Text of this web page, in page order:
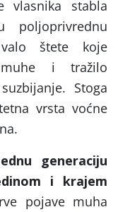
stabla
poljoprivrednu
štete koje
i tražilo
Stoga
vrsta voćne
generaciju
i krajem
pojave muha